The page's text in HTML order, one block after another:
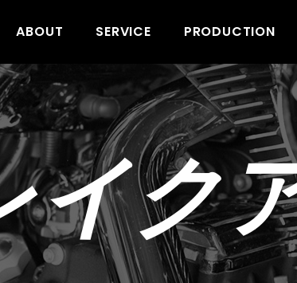
ABOUT SERVICE PRODUCTION
イク